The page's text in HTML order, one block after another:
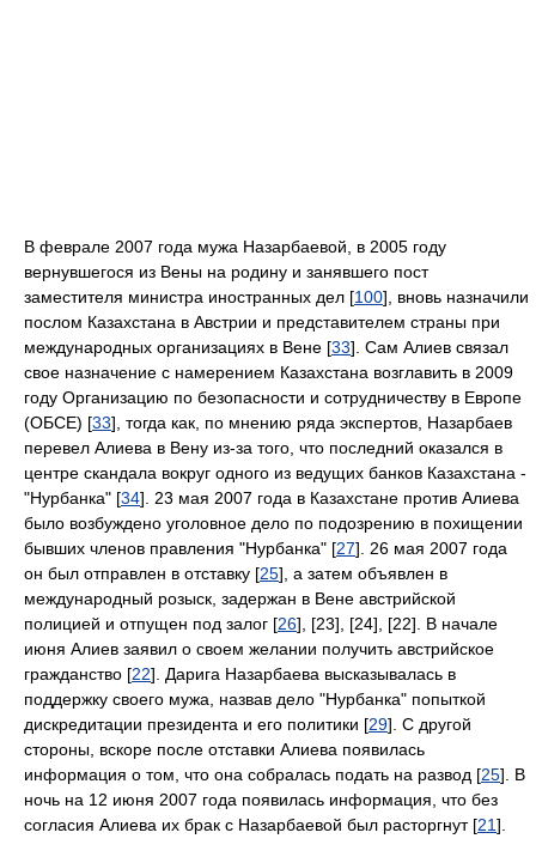
В феврале 2007 года мужа Назарбаевой, в 2005 году
вернувшегося из Вены на родину и занявшего пост
заместителя министра иностранных дел [100], вновь назначили
послом Казахстана в Австрии и представителем страны при
международных организациях в Вене [33]. Сам Алиев связал
свое назначение с намерением Казахстана возглавить в 2009
году Организацию по безопасности и сотрудничеству в Европе
(ОБСЕ) [33], тогда как, по мнению ряда экспертов, Назарбаев
перевел Алиева в Вену из-за того, что последний оказался в
центре скандала вокруг одного из ведущих банков Казахстана -
"Нурбанка" [34]. 23 мая 2007 года в Казахстане против Алиева
было возбуждено уголовное дело по подозрению в похищении
бывших членов правления "Нурбанка" [27]. 26 мая 2007 года
он был отправлен в отставку [25], а затем объявлен в
международный розыск, задержан в Вене австрийской
полицией и отпущен под залог [26], [23], [24], [22]. В начале
июня Алиев заявил о своем желании получить австрийское
гражданство [22]. Дарига Назарбаева высказывалась в
поддержку своего мужа, назвав дело "Нурбанка" попыткой
дискредитации президента и его политики [29]. С другой
стороны, вскоре после отставки Алиева появилась
информация о том, что она собралась подать на развод [25]. В
ночь на 12 июня 2007 года появилась информация, что без
согласия Алиева их брак с Назарбаевой был расторгнут [21].